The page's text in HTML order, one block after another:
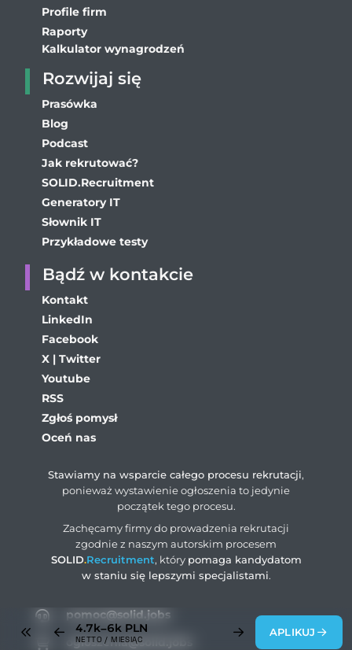
4.7k–6k PLN
NETTO / MIESIĄC
APLIKUJ
pomoc@solid.jobs
ogloszenia@solid.jobs
Profile firm
Raporty
Kalkulator wynagrodzeń
Rozwijaj się
Prasówka
Blog
Podcast
Jak rekrutować?
SOLID.Recruitment
Generatory IT
Słownik IT
Przykładowe testy
Bądź w kontakcie
Kontakt
LinkedIn
Facebook
X | Twitter
Youtube
RSS
Zgłoś pomysł
Oceń nas
Stawiamy na wsparcie całego procesu rekrutacji,
ponieważ wystawienie ogłoszenia to jedynie
początek tego procesu.
Zachęcamy firmy do prowadzenia rekrutacji
zgodnie z naszym autorskim procesem
SOLID.Recruitment, który pomaga kandydatom
w staniu się lepszymi specjalistami.